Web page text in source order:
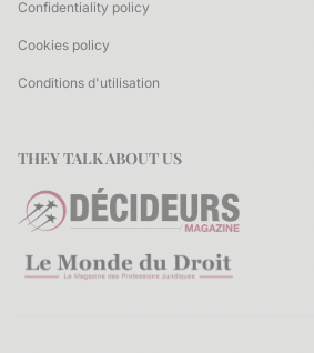
Confidentiality policy
Cookies policy
Conditions d'utilisation
THEY TALK ABOUT US